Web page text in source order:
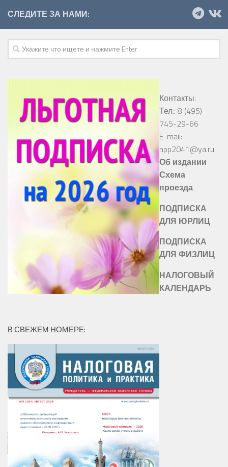
СЛЕДИТЕ ЗА НАМИ:
Контакты:
Тел.: 8 (495)
745-29-66
E-mail:
npp2041@ya.ru
Об издании
Схема
проезда
ПОДПИСКА
ДЛЯ ЮРЛИЦ
ПОДПИСКА
ДЛЯ ФИЗЛИЦ
НАЛОГОВЫЙ
КАЛЕНДАРЬ
В СВЕЖЕМ НОМЕРЕ: